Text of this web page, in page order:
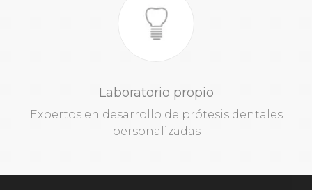
Laboratorio propio
Expertos en desarrollo de prótesis dentales
personalizadas